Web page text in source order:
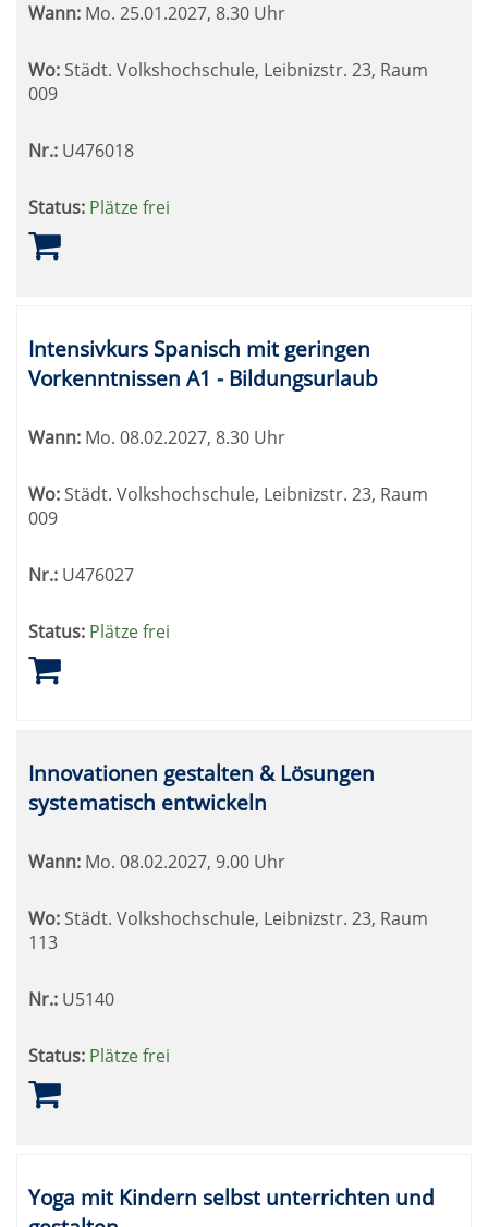
Wann: Mo. 25.01.2027, 8.30 Uhr
Wo: Städt. Volkshochschule, Leibnizstr. 23, Raum
009
Nr.: U476018
Status: Plätze frei
Intensivkurs Spanisch mit geringen
Vorkenntnissen A1 - Bildungsurlaub
Wann: Mo. 08.02.2027, 8.30 Uhr
Wo:Städt. Volkshochschule, Leibnizstr. 23, Raum
009
Nr.: U476027
Status: Plätze frei
Innovationen gestalten & Lösungen
systematisch entwickeln
Wann: Mo. 08.02.2027, 9.00 Uhr
Wo: Städt. Volkshochschule, Leibnizstr. 23, Raum
113
Nr.: U5140
Status: Plätze frei
Yoga mit Kindern selbst unterrichten und